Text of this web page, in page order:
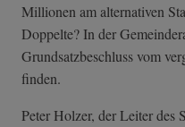
Millionen am alternativen
Doppelte? In der
Grundsatzbeschluss vom
finden.
Peter Holzer, der Leiter des